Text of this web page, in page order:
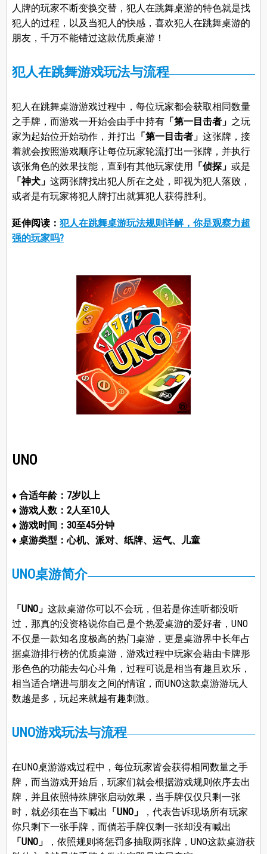
人牌的玩家不断变换交替，犯人在跳舞桌游的特色就是找
犯人的过程，以及当犯人的快感，喜欢犯人在跳舞桌游的
朋友，千万不能错过这款优质桌游！
犯人在跳舞游戏玩法与流程
犯人在跳舞桌游游戏过程中，每位玩家都会获取相同数量
之手牌，而游戏一开始会由手中持有「第一目击者」 之玩
家为起始位开始动作，并打出 「第一目击者」 这张牌，接
着就会按照游戏顺序让每位玩家轮流打出一张牌，并执行
该张角色的效果技能，直到有其他玩家使用
「侦探」 或是
「神犬」 这两张牌找出犯人所在之处，即视为犯人落败，
或者是有玩家将犯人牌打出就算犯人获得胜利。
延伸阅读： 犯人在跳舞桌游玩法规则详解，你是观察力超
强的玩家吗?
UNO
♦ 合适年龄：7岁以上
♦ 游戏人数：2人至10人
♦ 游戏时间：30至45分钟
♦ 桌游类型：心机、派对、纸牌、运气、儿童
UNO桌游简介
「UNO」 这款桌游你可以不会玩，但若是你连听都没听
过，那真的没资格说你自己是个热爱桌游的爱好者，UNO
不仅是一款知名度极高的热门桌游，更是桌游界中长年占
据桌游排行榜的优质桌游，游戏过程中玩家会藉由卡牌形
形色色的功能去勾心斗角，过程可说是相当有趣且欢乐，
相当适合增进与朋友之间的情谊，而UNO这款桌游游玩人
数越是多，玩起来就越有趣刺激。
UNO游戏玩法与流程
在UNO桌游游戏过程中，每位玩家皆会获得相同数量之手
牌，而当游戏开始后，玩家们就会根据游戏规则依序去出
牌，并且依照特殊牌张启动效果，当手牌仅仅只剩一张
时，就必须在当下喊出 「UNO」
，代表告诉现场所有玩家
你只剩下一张手牌，而倘若手牌仅剩一张却没有喊出
「UNO」
，依照规则将惩罚多抽取两张牌，UNO这款桌游获